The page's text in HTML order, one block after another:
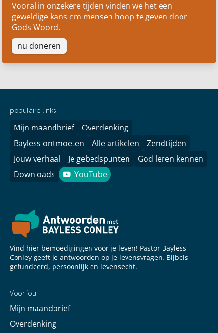
Vooral in onzekere tijden vinden we het een
geweldige kans om mensen hoop te geven door
Gods Woord.
nu doneren
populaire links
Mijn maandbrief
Overdenking
Bayless ontmoeten
Alle artikelen
Zendtijden
Jouw verhaal
Je gebedspunten
God leren kennen
Downloads
YouTube
YouTube
Vind hier bemoedigingen voor je leven! Pastor Bayless
Conley geeft je antwoorden op je levensvragen. Bijbels
gefundeerd, persoonlijk en levensecht.
Voor jou
Mijn maandbrief
Overdenking